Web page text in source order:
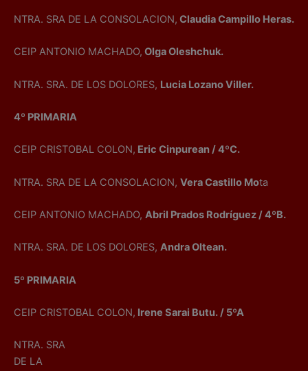
NTRA. SRA DE LA CONSOLACION, Claudia Campillo Heras.
CEIP ANTONIO MACHADO, Olga Oleshchuk.
NTRA. SRA. DE LOS DOLORES, Lucia Lozano Viller.
4º PRIMARIA
CEIP CRISTOBAL COLON, Eric Cinpurean / 4ºC.
NTRA. SRA DE LA CONSOLACION, Vera Castillo Mota
CEIP ANTONIO MACHADO, Abril Prados Rodríguez / 4ºB.
NTRA. SRA. DE LOS DOLORES, Andra Oltean.
5º PRIMARIA
CEIP CRISTOBAL COLON, Irene Sarai Butu. / 5ºA
NTRA. SRA
DE LA